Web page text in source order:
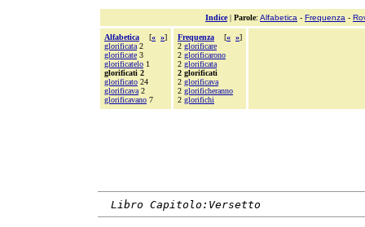
Indice| Parole: Alfabetica - Frequenza -
Alfabetica [« »]
glorificata 2
glorificate 3
glorificatelo 1
glorificati 2
glorificato 24
glorificava 2
glorificavano 7
Frequenza [« »]
2 glorificare
2 glorificarono
2 glorificata
2 glorificati
2 glorificava
2 glorificheranno
2 glorifichi
Libro Capitolo:Versetto